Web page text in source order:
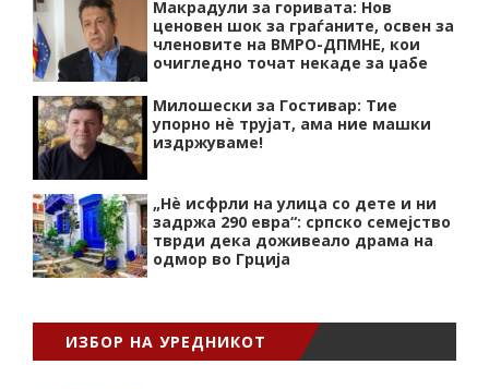
Макрадули за горивата: Нов
ценовен шок за граѓаните, освен за
членовите на ВМРО-ДПМНЕ, кои
очигледно точат некаде за џабе
Милошески за Гостивар: Тие
упорно нѐ трујат, ама ние машки
издржуваме!
„Нѐ исфрли на улица со дете и ни
задржа 290 евра“: српско семејство
тврди дека доживеало драма на
одмор во Грција
ИЗБОР НА УРЕДНИКОТ